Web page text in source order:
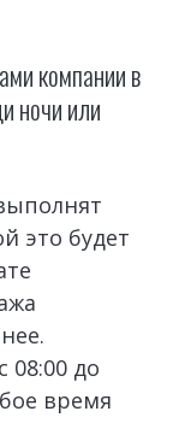
компании в
ночи или
это будет
08:00 до
время